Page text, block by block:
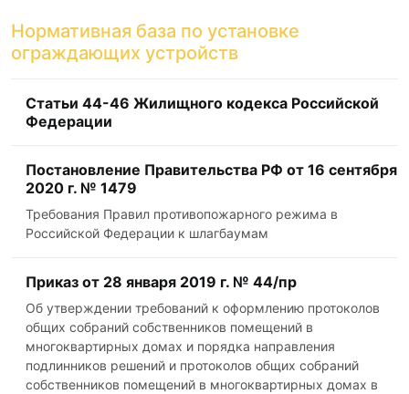
Нормативная база по установке
ограждающих устройств
Статьи 44-46 Жилищного кодекса Российской
Федерации
Постановление Правительства РФ от 16 сентября
2020 г. № 1479
Требования Правил противопожарного режима в
Российской Федерации к шлагбаумам
Приказ от 28 января 2019 г. № 44/пр
Об утверждении требований к оформлению протоколов
общих собраний собственников помещений в
многоквартирных домах и порядка направления
подлинников решений и протоколов общих собраний
собственников помещений в многоквартирных домах в